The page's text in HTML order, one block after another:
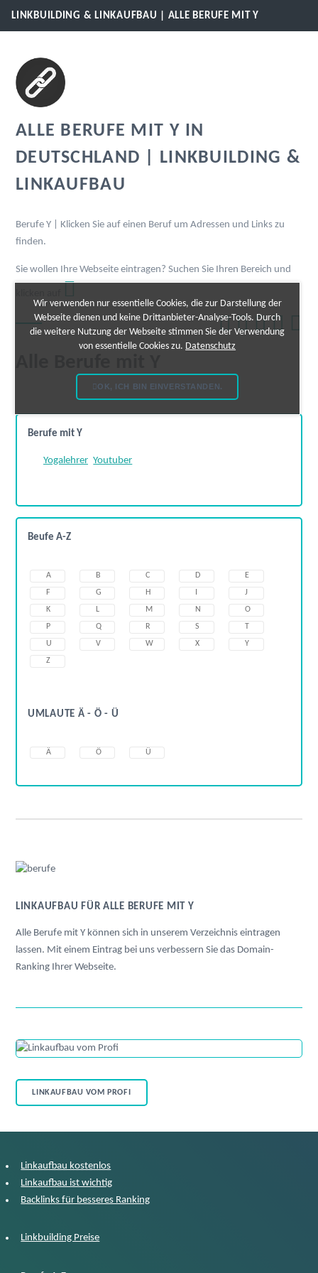
LINKBUILDING & LINKAUFBAU | ALLE BERUFE MIT Y
ALLE BERUFE MIT Y IN
DEUTSCHLAND | LINKBUILDING &
LINKAUFBAU
Berufe Y | Klicken Sie auf einen Beruf um Adressen und Links zu
finden.
Sie wollen Ihre Webseite eintragen? Suchen Sie Ihren Bereich und
Berufe mit Y
Yogalehrer Youtuber
Beufe A-Z
A B C D
E
F
G H
J
K
L M N
O
P
Q R S
T
U
V W X
Y
Z
UMLAUTE Ä - Ö - Ü
Ä Ö Ü
LINKAUFBAU FÜR ALLE BERUFE MIT Y
Alle Berufe mit Y können sich in unserem Verzeichnis eintragen
lassen. Mit einem Eintrag bei uns verbessern Sie das Domain-
Ranking Ihrer Webseite.
LINKAUFBAU VOM PROFI
Linkaufbau kostenlos
Linkaufbau ist wichtig
Backlinks für besseres Ranking
Linkbuilding Preise
Wir verwenden nur essentielle Cookies, die zur Darstellung der
Webseite dienen und keine Drittanbieter-Analyse-Tools. Durch
die weitere Nutzung der Webseite stimmen Sie der Verwendung
von essentielle Cookies zu. Datenschutz
OK, ICH BIN EINVERSTANDEN.